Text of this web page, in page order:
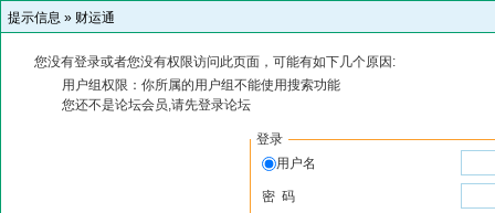
提示信息 » 财运通
您没有登录或者您没有权限访问此页面，可能有如下几个原因:
用户组权限：你所属的用户组不能使用搜索功能
您还不是论坛会员,请先登录论坛
登录
用户名
密 码